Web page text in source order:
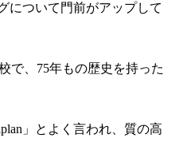
について門前がアップして
で、75年もの歴史を持った
」とよく言われ、質の高